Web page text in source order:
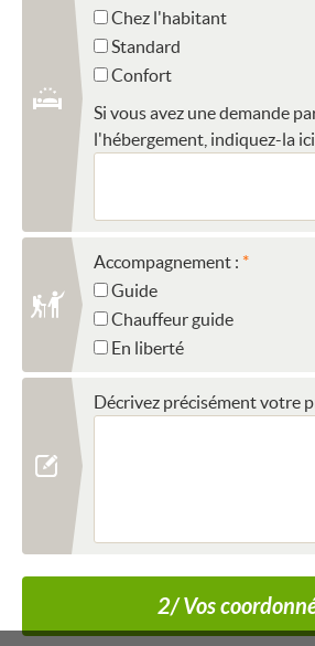
Chez l'habitant
Standard
Confort
Si vous avez une demande
l'hébergement, indiquez-la
Accompagnement :
Guide
Chauffeur guide
En liberté
Décrivez précisément votre
2/ Vos